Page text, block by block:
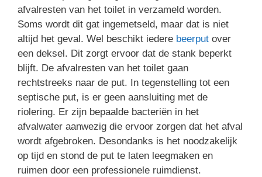
afvalresten van het toilet in verzameld worden.
Soms wordt dit gat ingemetseld, maar dat is niet
altijd het geval. Wel beschikt iedere beerput over
een deksel. Dit zorgt ervoor dat de stank beperkt
blijft. De afvalresten van het toilet gaan
rechtstreeks naar de put. In tegenstelling tot een
septische put, is er geen aansluiting met de
riolering. Er zijn bepaalde bacteriën in het
afvalwater aanwezig die ervoor zorgen dat het afval
wordt afgebroken. Desondanks is het noodzakelijk
op tijd en stond de put te laten leegmaken en
ruimen door een professionele ruimdienst.